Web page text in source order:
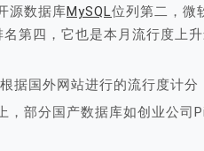
源数据库MySQL位列第二，微
第四，它也是本月流行度上
据国外网站进行的流行度计
，部分国产数据库如创业公